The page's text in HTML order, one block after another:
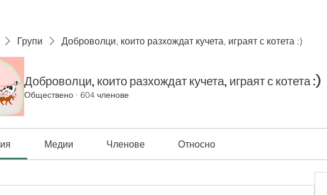
Групи Доброволци, които разхождат кучета, играят с котета :)
Доброволци, които разхождат кучета, играят с котета :)
Обществено · 604 членове
Медии Членове Относно